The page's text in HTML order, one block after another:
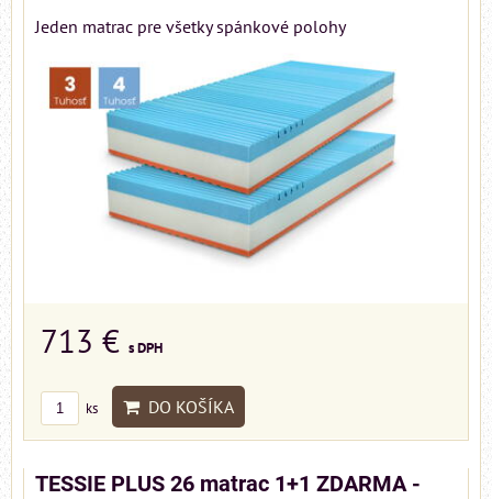
Jeden matrac pre všetky spánkové polohy
713 € s DPH
ks DO KOŠÍKA
TESSIE PLUS 26 matrac 1+1 ZDARMA -